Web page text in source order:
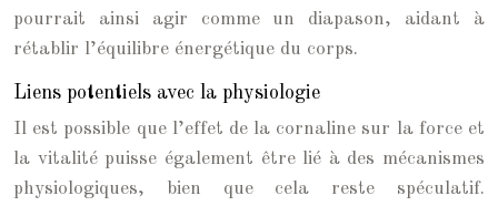
pourrait ainsi agir comme un diapason, aidant à
rétablir l’équilibre énergétique du corps.
Liens potentiels avec la physiologie
Il est possible que l’effet de la cornaline sur la force et
la vitalité puisse également être lié à des mécanismes
physiologiques, bien que cela reste spéculatif.